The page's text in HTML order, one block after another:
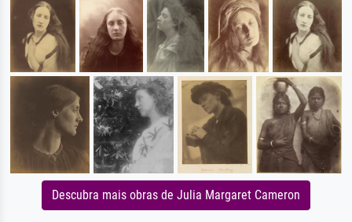
Descubra mais obras de Julia Margaret Cameron